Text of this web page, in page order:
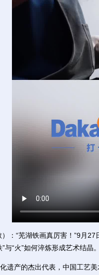
“芜湖铁画真厉害！”9月27
“火”如何淬炼形成艺术结晶。
产的杰出代表，中国工艺美